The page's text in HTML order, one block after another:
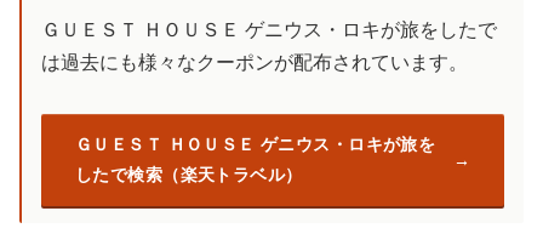
ＧＵＥＳＴ ＨＯＵＳＥ ゲニウス・ロキが旅をしたで
は過去にも様々なクーポンが配布されています。
ＧＵＥＳＴ ＨＯＵＳＥ ゲニウス・ロキが旅を
したで検索（楽天トラベル）